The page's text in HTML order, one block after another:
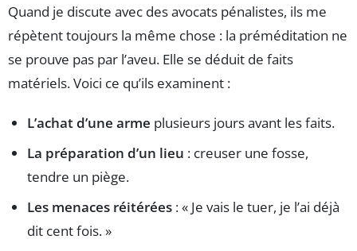
Quand je discute avec des avocats pénalistes, ils me
répètent toujours la même chose : la préméditation ne
se prouve pas par l’aveu. Elle se déduit de faits
matériels. Voici ce qu’ils examinent :
L’achat d’une arme plusieurs jours avant les faits.
La préparation d’un lieu : creuser une fosse,
tendre un piège.
Les menaces réitérées : « Je vais le tuer, je l’ai déjà
dit cent fois. »